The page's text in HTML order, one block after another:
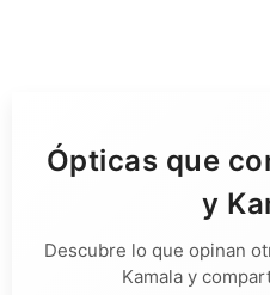
Ópticas que
y
Descubre lo que opinan
Kamala y